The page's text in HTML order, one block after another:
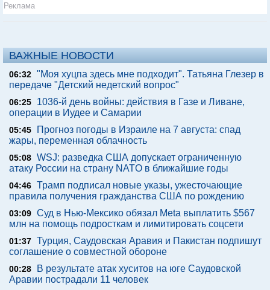
Реклама
ВАЖНЫЕ НОВОСТИ
06:32 "Моя хуцпа здесь мне подходит". Татьяна Глезер в
передаче "Детский недетский вопрос"
06:25
1036-й день войны: действия в Газе и Ливане,
операции в Иудее и Самарии
05:45
Прогноз погоды в Израиле на 7 августа: спад
жары, переменная облачность
05:08 WSJ: разведка США допускает ограниченную
атаку России на страну NATO в ближайшие годы
04:46 Трамп подписал новые указы, ужесточающие
правила получения гражданства США по рождению
03:09 Суд в Нью-Мексико обязал Meta выплатить $567
млн на помощь подросткам и лимитировать соцсети
01:37 Турция, Саудовская Аравия и Пакистан подпишут
соглашение о совместной обороне
00:28
В результате атак хуситов на юге Саудовской
Аравии пострадали 11 человек